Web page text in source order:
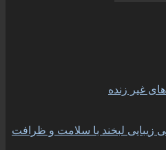
غیر زنده
زیبایی لبخند با سلامت و ظرافت